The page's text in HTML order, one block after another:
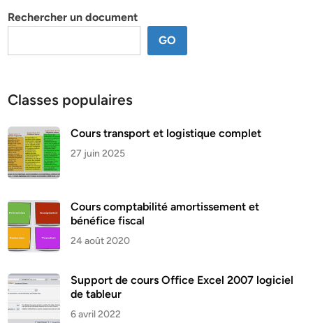
Rechercher un document
GO
Classes populaires
Cours transport et logistique complet
27 juin 2025
Cours comptabilité amortissement et
bénéfice fiscal
24 août 2020
Support de cours Office Excel 2007 logiciel
de tableur
6 avril 2022